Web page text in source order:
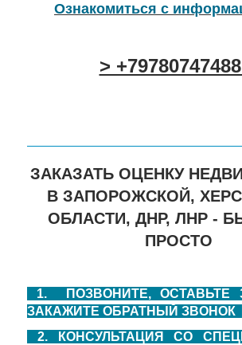
Ознакомиться с
>
ЗАКАЗАТЬ ОЦЕНКУ
В ЗАПОРОЖСКОЙ,
ОБЛАСТИ, ДНР, ЛНР -
ПРОСТО
1. ПОЗВОНИТЕ, ОСТАВЬТЕ
ЗАКАЖИТЕ ОБРАТНЫЙ ЗВОНОК
2. КОНСУЛЬТАЦИЯ СО